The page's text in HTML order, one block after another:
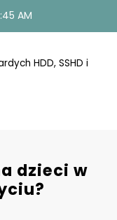
AM
HDD, SSHD i
dzieci w